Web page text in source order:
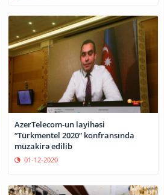
AzerTelecom-un layihəsi
“Türkmentel 2020” konfransında
müzakirə edilib
01-12-2020